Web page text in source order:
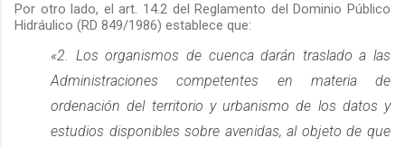
Por otro lado, el art. 14.2 del Reglamento del Dominio Público
Hidráulico (RD 849/1986) establece que:
«2. Los organismos de cuenca darán traslado a las
Administraciones competentes en materia de
ordenación del territorio y urbanismo de los datos y
estudios disponibles sobre avenidas, al objeto de que